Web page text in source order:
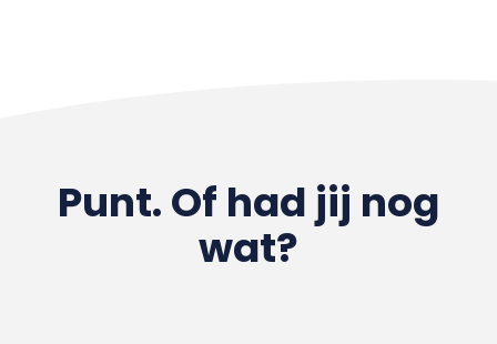
Punt. Of had jij nog
wat?